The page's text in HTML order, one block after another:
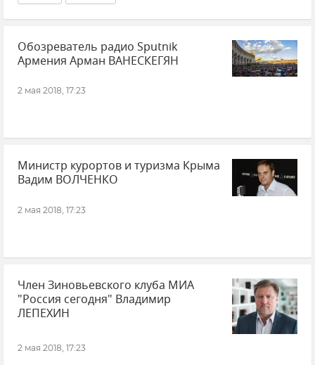
Обозреватель радио Sputnik
Армения Арман ВАНЕСКЕГЯН
2 мая 2018, 17:23
Министр курортов и туризма Крыма
Вадим ВОЛЧЕНКО
2 мая 2018, 17:23
Член Зиновьевского клуба МИА
"Россия сегодня" Владимир
ЛЕПЕХИН
2 мая 2018, 17:23